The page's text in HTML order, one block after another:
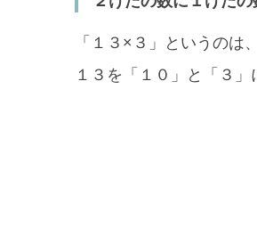
「１３×３」というのは
１３を「１０」と「３」